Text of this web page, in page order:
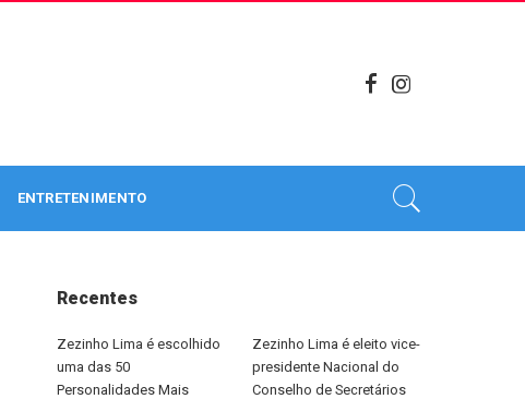
ENTRETENIMENTO
Recentes
Zezinho Lima é escolhido
uma das 50
Personalidades Mais
Zezinho Lima é eleito vice-
presidente Nacional do
Conselho de Secretários